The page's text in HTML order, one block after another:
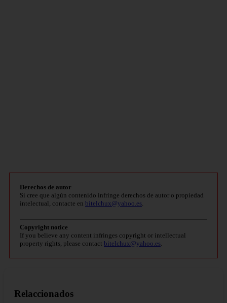
Derechos de autor
Si cree que algún contenido infringe derechos de autor o propiedad
intelectual, contacte en bitelchux@yahoo.es.
Copyright notice
If you believe any content infringes copyright or intellectual
property rights, please contact bitelchux@yahoo.es.
Relaccionados